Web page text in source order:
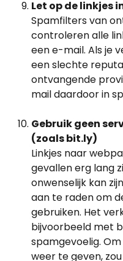
Let op de linkjes
Spamfilters van
controleren alle
een e-mail. Als je
een slechte
ontvangende
mail daardoor in
Gebruik geen
(zoals bit.ly)
Linkjes naar
gevallen erg lang
onwenselijk kan
aan te raden om
gebruiken. Het
bijvoorbeeld met
spamgevoelig.
weer te geven,